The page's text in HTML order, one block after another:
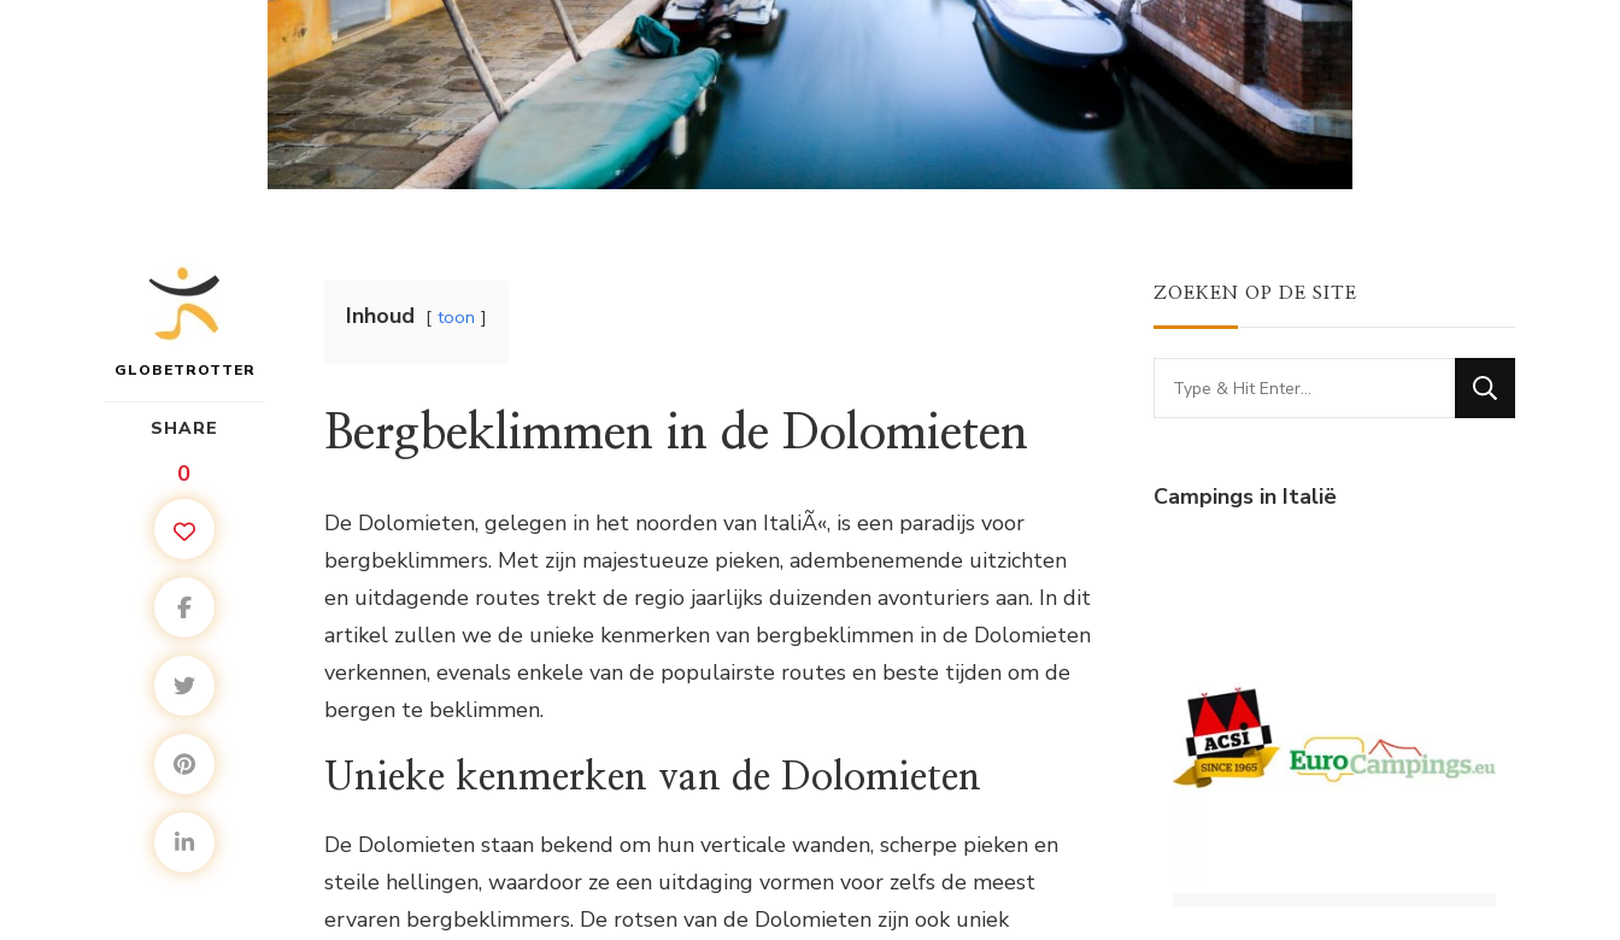
GLOBETROTTER
SHARE
0
Inhoud toon
Bergbeklimmen in de Dolomieten
De Dolomieten, gelegen in het noorden van ItaliÃ«, is een paradijs voor
bergbeklimmers. Met zijn majestueuze pieken, adembenemende uitzichten
en uitdagende routes trekt de regio jaarlijks duizenden avonturiers aan. In dit
artikel zullen we de unieke kenmerken van bergbeklimmen in de Dolomieten
verkennen, evenals enkele van de populairste routes en beste tijden om de
bergen te beklimmen.
Unieke kenmerken van de Dolomieten
De Dolomieten staan bekend om hun verticale wanden, scherpe pieken en
steile hellingen, waardoor ze een uitdaging vormen voor zelfs de meest
ervaren bergbeklimmers. De rotsen van de Dolomieten zijn ook uniek
ZOEKEN OP DE SITE
Looking
for
Campings in Italië